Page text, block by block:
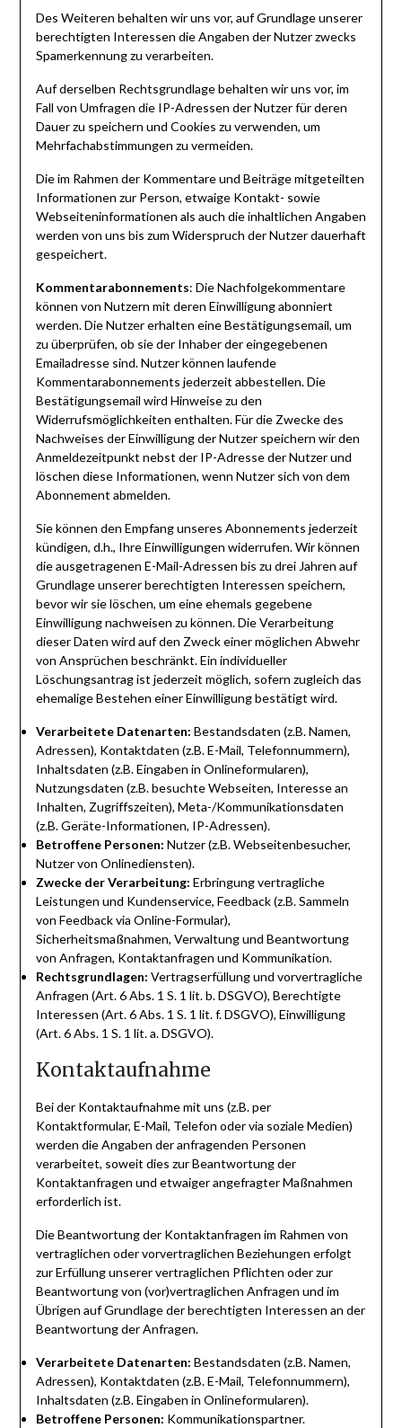
Des Weiteren behalten wir uns vor, auf Grundlage unserer
berechtigten Interessen die Angaben der Nutzer zwecks
Spamerkennung zu verarbeiten.
Auf derselben Rechtsgrundlage behalten wir uns vor, im
Fall von Umfragen die IP-Adressen der Nutzer für deren
Dauer zu speichern und Cookies zu verwenden, um
Mehrfachabstimmungen zu vermeiden.
Die im Rahmen der Kommentare und Beiträge mitgeteilten
Informationen zur Person, etwaige Kontakt- sowie
Webseiteninformationen als auch die inhaltlichen Angaben
werden von uns bis zum Widerspruch der Nutzer dauerhaft
gespeichert.
Kommentarabonnements: Die Nachfolgekommentare
können von Nutzern mit deren Einwilligung abonniert
werden. Die Nutzer erhalten eine Bestätigungsemail, um
zu überprüfen, ob sie der Inhaber der eingegebenen
Emailadresse sind. Nutzer können laufende
Kommentarabonnements jederzeit abbestellen. Die
Bestätigungsemail wird Hinweise zu den
Widerrufsmöglichkeiten enthalten. Für die Zwecke des
Nachweises der Einwilligung der Nutzer speichern wir den
Anmeldezeitpunkt nebst der IP-Adresse der Nutzer und
löschen diese Informationen, wenn Nutzer sich von dem
Abonnement abmelden.
Sie können den Empfang unseres Abonnements jederzeit
kündigen, d.h., Ihre Einwilligungen widerrufen. Wir können
die ausgetragenen E-Mail-Adressen bis zu drei Jahren auf
Grundlage unserer berechtigten Interessen speichern,
bevor wir sie löschen, um eine ehemals gegebene
Einwilligung nachweisen zu können. Die Verarbeitung
dieser Daten wird auf den Zweck einer möglichen Abwehr
von Ansprüchen beschränkt. Ein individueller
Löschungsantrag ist jederzeit möglich, sofern zugleich das
ehemalige Bestehen einer Einwilligung bestätigt wird.
Verarbeitete Datenarten: Bestandsdaten (z.B. Namen,
Adressen), Kontaktdaten (z.B. E-Mail, Telefonnummern),
Inhaltsdaten (z.B. Eingaben in Onlineformularen),
Nutzungsdaten (z.B. besuchte Webseiten, Interesse an
Inhalten, Zugriffszeiten), Meta-/Kommunikationsdaten
(z.B. Geräte-Informationen, IP-Adressen).
Betroffene Personen: Nutzer (z.B. Webseitenbesucher,
Nutzer von Onlinediensten).
Zwecke der Verarbeitung: Erbringung vertragliche
Leistungen und Kundenservice, Feedback (z.B. Sammeln
von Feedback via Online-Formular),
Sicherheitsmaßnahmen, Verwaltung und Beantwortung
von Anfragen, Kontaktanfragen und Kommunikation.
Rechtsgrundlagen: Vertragserfüllung und vorvertragliche
Anfragen (Art. 6 Abs. 1 S. 1 lit. b. DSGVO), Berechtigte
Interessen (Art. 6 Abs. 1 S. 1 lit. f. DSGVO), Einwilligung
(Art. 6 Abs. 1 S. 1 lit. a. DSGVO).
Kontaktaufnahme
Bei der Kontaktaufnahme mit uns (z.B. per
Kontaktformular, E-Mail, Telefon oder via soziale Medien)
werden die Angaben der anfragenden Personen
verarbeitet, soweit dies zur Beantwortung der
Kontaktanfragen und etwaiger angefragter Maßnahmen
erforderlich ist.
Die Beantwortung der Kontaktanfragen im Rahmen von
vertraglichen oder vorvertraglichen Beziehungen erfolgt
zur Erfüllung unserer vertraglichen Pflichten oder zur
Beantwortung von (vor)vertraglichen Anfragen und im
Übrigen auf Grundlage der berechtigten Interessen an der
Beantwortung der Anfragen.
Verarbeitete Datenarten: Bestandsdaten (z.B. Namen,
Adressen), Kontaktdaten (z.B. E-Mail, Telefonnummern),
Inhaltsdaten (z.B. Eingaben in Onlineformularen).
Betroffene Personen: Kommunikationspartner.